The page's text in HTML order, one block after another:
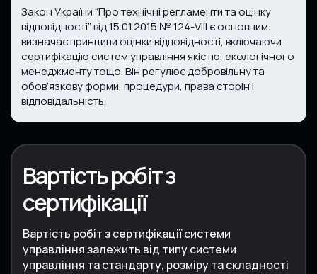
Закон України “Про технічні регламенти та оцінку
відповідності” від 15.01.2015 № 124-VIII є основним:
визначає принципи оцінки відповідності, включаючи
сертифікацію систем управління якістю, екологічного
менеджменту тощо. Він регулює добровільну та
обов’язкову форми, процедури, права сторін і
відповідальність.
Вартість робіт з
сертифікації
Вартість робіт з сертифікації системи
управління залежить від типу системи
управління та стандарту, розміру та складності